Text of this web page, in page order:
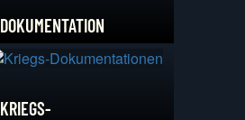
DOKUMENTATION
KRIEGS-